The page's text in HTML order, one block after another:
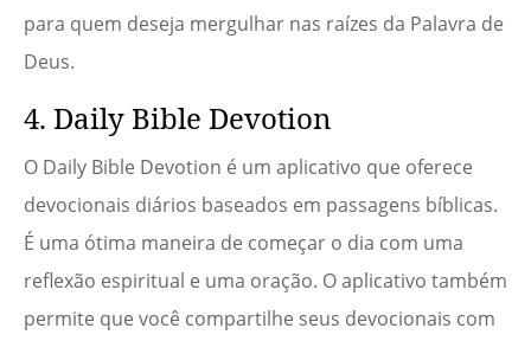
para quem deseja mergulhar nas raízes da Palavra de
Deus.
4. Daily Bible Devotion
O Daily Bible Devotion é um aplicativo que oferece
devocionais diários baseados em passagens bíblicas.
É uma ótima maneira de começar o dia com uma
reflexão espiritual e uma oração. O aplicativo também
permite que você compartilhe seus devocionais com